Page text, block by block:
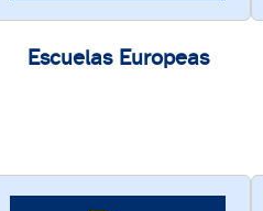
Escuelas Europeas